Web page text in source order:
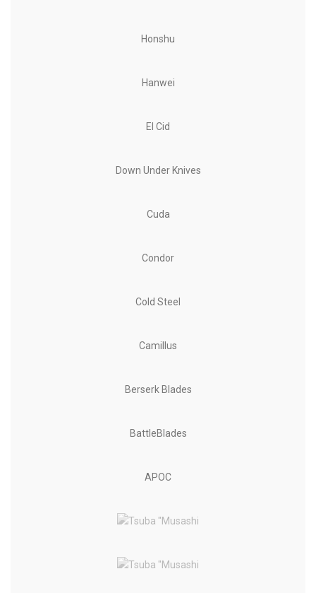
Honshu
Hanwei
El Cid
Down Under Knives
Cuda
Condor
Cold Steel
Camillus
Berserk Blades
BattleBlades
APOC